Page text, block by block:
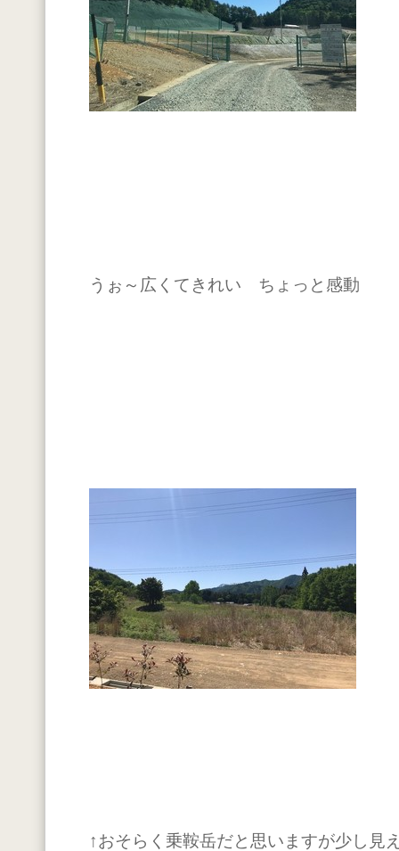
うぉ～広くてきれい ちょっと感動
↑おそらく乗鞍岳だと思いますが少し見